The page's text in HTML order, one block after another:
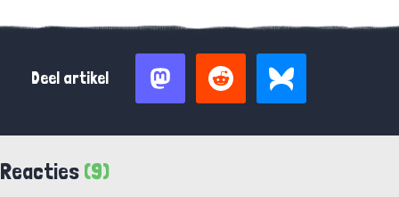
Deel artikel
Reacties (9)